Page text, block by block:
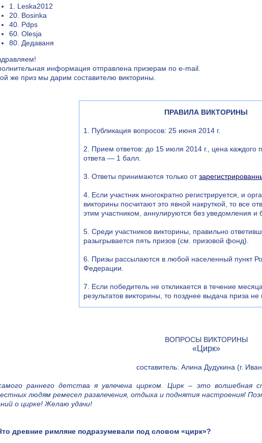
1. Leska2012
20. Bosinka
40. Pdps
60. Olesja
80. Дедаваня
информация отправлена призерам по e-mail.
же приз мы дарим составителю викторины.
ПРАВИЛА ВИКТОРИНЫ
1. Публикация вопросов: 25 июня 2014 г.
2. Прием ответов: до 15 июля 2014 г., цена каждого
ответа — 1 балл.
3. Ответы принимаются только от
4. Если участник многократно регистрируется, и
викторины посчитают это явной накруткой, то все
этим участником, аннулируются без уведомления и
5. Среди участников викторины, правильно
разыгрывается пять призов (см. призовой фонд).
6. Призы рассылаются в любой населенный пункт
Федерации.
7. Если победитель не откликается в течение
результатов викторины, то позднее выдача приза не
ВОПРОСЫ ВИКТОРИНЫ
«Цирк»
составитель: Алина Дудукина (г.
раннего детства я увлечена цирком. Цирк – это волшебная
людям ремесел развлечения, отдыха и поднятия настроения!
о цирке! Желаю удачи!
древние римляне подразумевали под словом «цирк»?